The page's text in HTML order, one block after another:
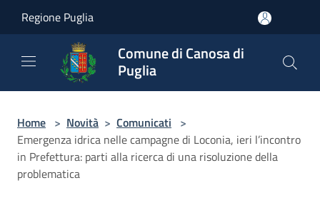
Regione Puglia
Comune di Canosa di
Puglia
Home > Novità > Comunicati >
Emergenza idrica nelle campagne di Loconia, ieri l’incontro
in Prefettura: parti alla ricerca di una risoluzione della
problematica